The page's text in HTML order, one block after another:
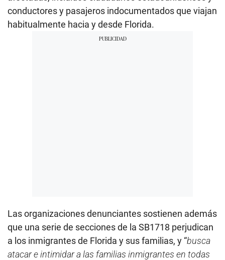
conductores y pasajeros indocumentados que viajan
habitualmente hacia y desde Florida.
Las organizaciones denunciantes sostienen además
que una serie de secciones de la SB1718 perjudican
a los inmigrantes de Florida y sus familias, y “busca
atacar e intimidar a las familias inmigrantes en todas